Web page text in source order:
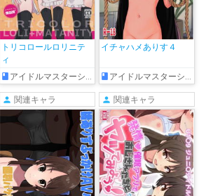
トリコロールロリニテ
ィ
アイドルマスターシンデレラガールズ
イチャハメありす４
アイドルマスターシンデレラガールズ
関連キャラ 関連キャラ